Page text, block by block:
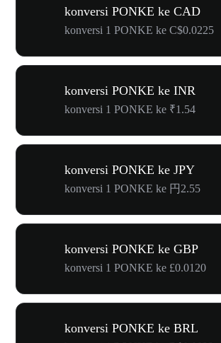
konversi PONKE ke CAD
konversi 1 PONKE ke C$0.0225
konversi PONKE ke INR
konversi 1 PONKE ke ₹1.54
konversi PONKE ke JPY
konversi 1 PONKE ke 円2.55
konversi PONKE ke GBP
konversi 1 PONKE ke £0.0120
konversi PONKE ke BRL